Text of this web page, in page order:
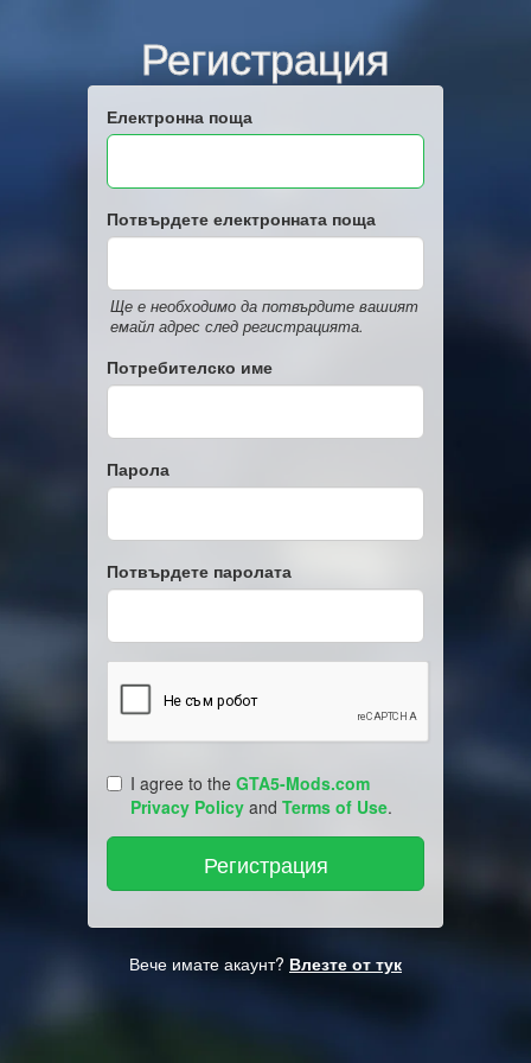
Регистрация
Електронна поща
Потвърдете електронната поща
Ще е необходимо да потвърдите вашият
емайл адрес след регистрацията.
Потребителско име
Парола
Потвърдете паролата
I agree to the GTA5-Mods.com
Privacy Policy and Terms of Use.
Вече имате акаунт? Влезте от тук